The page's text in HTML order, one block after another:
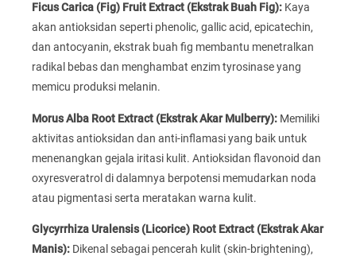
Ficus Carica (Fig) Fruit Extract (Ekstrak Buah Fig): Kaya
akan antioksidan seperti phenolic, gallic acid, epicatechin,
dan antocyanin, ekstrak buah fig membantu menetralkan
radikal bebas dan menghambat enzim tyrosinase yang
memicu produksi melanin.
Morus Alba Root Extract (Ekstrak Akar Mulberry): Memiliki
aktivitas antioksidan dan anti-inflamasi yang baik untuk
menenangkan gejala iritasi kulit. Antioksidan flavonoid dan
oxyresveratrol di dalamnya berpotensi memudarkan noda
atau pigmentasi serta meratakan warna kulit.
Glycyrrhiza Uralensis (Licorice) Root Extract (Ekstrak Akar
Manis): Dikenal sebagai pencerah kulit (skin-brightening),